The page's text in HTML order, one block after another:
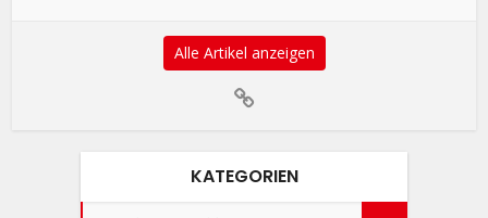
Alle Artikel anzeigen
KATEGORIEN